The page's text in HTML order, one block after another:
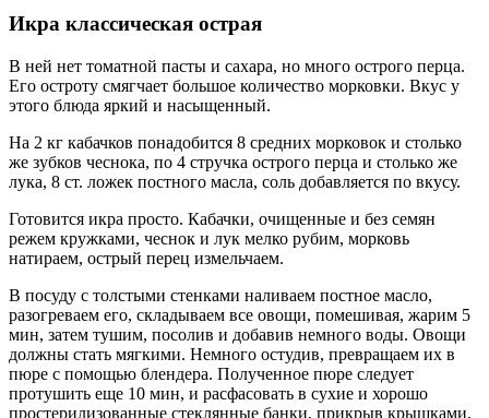
Икра классическая острая
В ней нет томатной пасты и сахара, но много острого перца.
Его остроту смягчает большое количество морковки. Вкус у
этого блюда яркий и насыщенный.
На 2 кг кабачков понадобится 8 средних морковок и столько
же зубков чеснока, по 4 стручка острого перца и столько же
лука, 8 ст. ложек постного масла, соль добавляется по вкусу.
Готовится икра просто. Кабачки, очищенные и без семян
режем кружками, чеснок и лук мелко рубим, морковь
натираем, острый перец измельчаем.
В посуду с толстыми стенками наливаем постное масло,
разогреваем его, складываем все овощи, помешивая, жарим 5
мин, затем тушим, посолив и добавив немного воды. Овощи
должны стать мягкими. Немного остудив, превращаем их в
пюре с помощью блендера. Полученное пюре следует
протушить еще 10 мин, и расфасовать в сухие и хорошо
простерилизованные стеклянные банки, прикрыв крышками,